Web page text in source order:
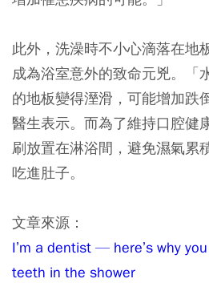
此外，洗澡時不小心滴落在地
成為浴室意外的致命元兇。「
的地板變得溼滑，可能增加跌
醫生表示。而為了維持口腔健
刷放置在淋浴間，避免濕氣累
吃進肚子。
文章來源：
I’m a dentist — here’s why
teeth in the shower